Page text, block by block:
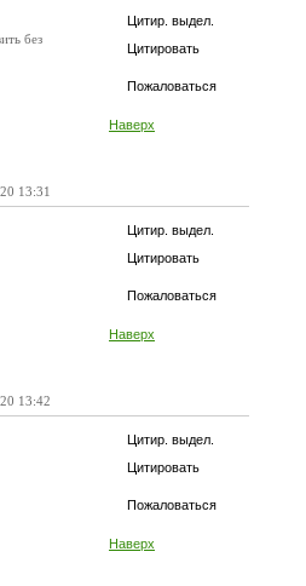
Цитир. выдел.
Цитировать
Пожаловаться
Наверх
без
13:31
Цитир. выдел.
Цитировать
Пожаловаться
Наверх
13:42
Цитир. выдел.
Цитировать
Пожаловаться
Наверх